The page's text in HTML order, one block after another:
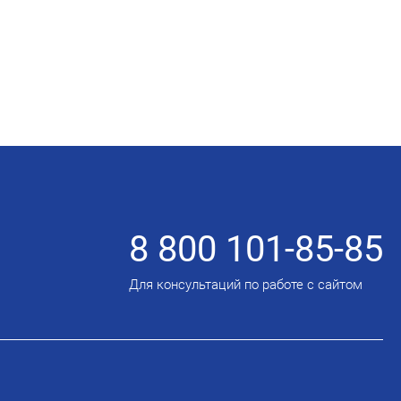
8 800 101-85-85
Для консультаций по работе с сайтом